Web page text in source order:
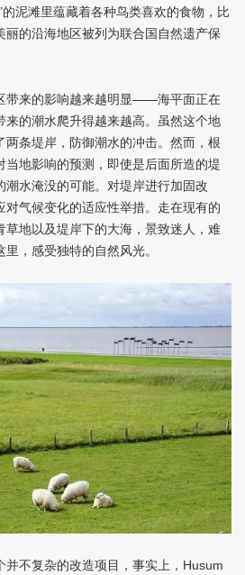
泥滩里蕴藏着各种鸟类喜欢的食物，比
的沿海地区被列为联合国自然遗产保
带来的影响越来越明显——海平面正在
的潮水爬升得越来越高。虽然这个地
条堤岸，防御潮水的冲击。然而，根
地影响的预测，即使是后面所造的堤
潮水淹没的可能。对堤岸进行加固改
气候变化的适应性举措。走在现有的
地以及堤岸下的大海，景致迷人，难
，感受独特的自然风光。
不复杂的改造项目，事实上， Husum